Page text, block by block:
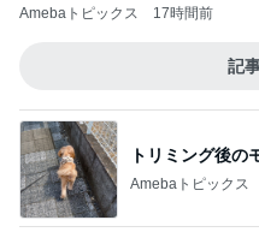
Amebaトピックス 17時間前
記
トリミング後の
Amebaトピックス